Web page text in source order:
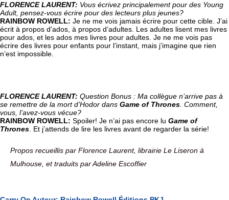
FLORENCE LAURENT: Vous écrivez principalement pour des Young
Adult, pensez-vous écrire pour des lecteurs plus jeunes?
RAINBOW ROWELL: Je ne me vois jamais écrire pour cette cible. J’ai
écrit à propos d’ados, à propos d’adultes. Les adultes lisent mes livres
pour ados, et les ados mes livres pour adultes. Je ne me vois pas
écrire des livres pour enfants pour l’instant, mais j’imagine que rien
n’est impossible.
FLORENCE LAURENT: Question Bonus : Ma collègue n’arrive pas à
se remettre de la mort d’Hodor dans Game of Thrones. Comment,
vous, l’avez-vous vécue?
RAINBOW ROWELL: Spoiler! Je n’ai pas encore lu Game of
Thrones. Et j’attends de lire les livres avant de regarder la série!
Propos recueillis par Florence Laurent, librairie Le Liseron à
Mulhouse, et traduits par Adeline Escoffier